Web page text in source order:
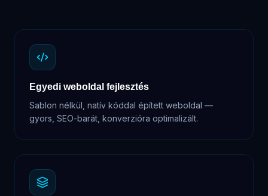
Egyedi weboldal fejlesztés
Sablon nélkül, natív kóddal épített weboldal —
gyors, SEO-barát, konverzióra optimalizált.